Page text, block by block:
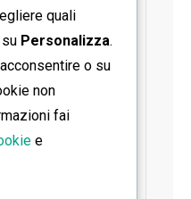
quali
Personalizza.
o su
non
fai
e